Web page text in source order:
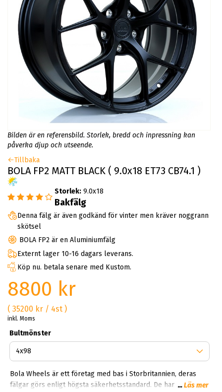
Bilden är en referensbild. Storlek, bredd och inpressning kan
påverka djup och utseende.
Tillbaka
BOLA FP2 MATT BLACK ( 9.0x18 ET73 CB74.1 )
Storlek: 9.0x18
Bakfälg
Denna fälg är även godkänd för vinter men kräver noggrann
skötsel
BOLA FP2 är en Aluminiumfälg
Externt lager 10-16 dagars leverans.
Köp nu. betala senare med Kustom.
8800 kr
( 35200 kr / 4st )
inkl. Moms
Bultmönster
Bola Wheels är ett företag med bas i Storbritannien, deras
fälgar görs enligt högsta säkerhetsstandard. De har ...Läs mer